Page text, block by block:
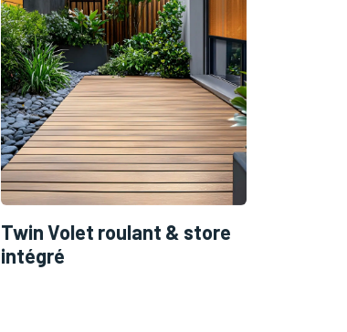
Twin Volet roulant & store
intégré